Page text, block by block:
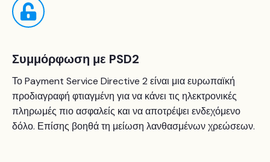
Συμμόρφωση με PSD2
Το Payment Service Directive 2 είναι μια ευρωπαϊκή
προδιαγραφή φτιαγμένη για να κάνει τις ηλεκτρονικές
πληρωμές πιο ασφαλείς και να αποτρέψει ενδεχόμενο
δόλο. Επίσης βοηθά τη μείωση λανθασμένων χρεώσεων.